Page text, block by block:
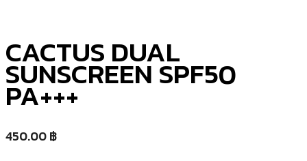
CACTUS DUAL
SUNSCREEN SPF50
PA+++
450.00฿